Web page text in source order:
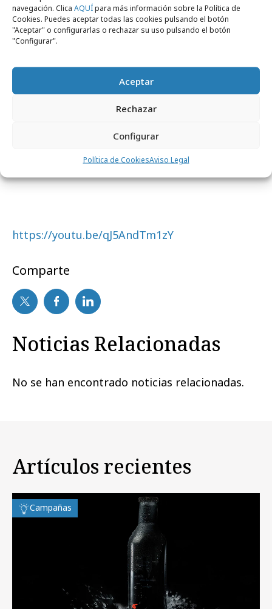
navegación. Clica AQUÍpara más información sobre la Política de
Cookies. Puedes aceptar todas las cookies pulsando el botón
"Aceptar" o configurarlas o rechazar su uso pulsando el botón
"Configurar".
Aceptar
Rechazar
Configurar
Política de CookiesAviso Legal
iniciativa#soypatrimonio2020, para conseguir
que se declarara a la Hostelería Española como
patrimonio de la humanidad 2020.
Recientemente lanzaba también
#MuchoMásQueUnBar, junto a los 37 clubes de
responsable” de los goles en los bares,
https://youtu.be/qJ5AndTm1zY
Comparte
Noticias Relacionadas
No se han encontrado noticias relacionadas.
Artículos recientes
Campañas